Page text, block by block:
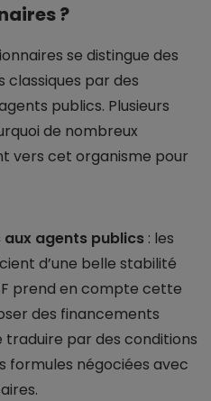
?
se distingue des
par des
publics. Plusieurs
de nombreux
vers cet organisme pour
agents publics : les
d’une belle stabilité
prend en compte cette
des financements
traduire par des conditions
formules négociées avec